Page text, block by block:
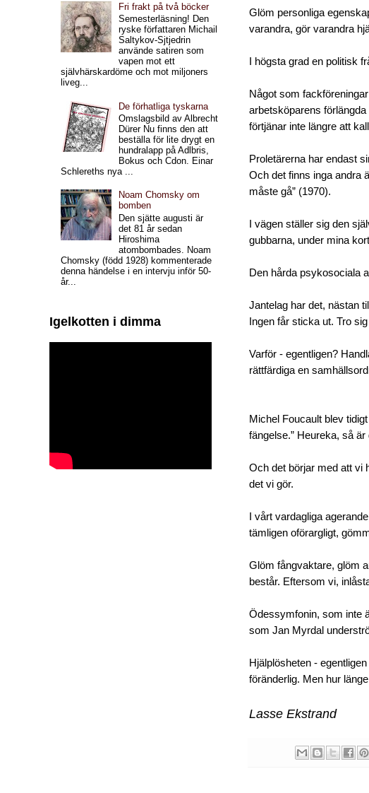
Glöm personliga
varandra, gör varandra
I högsta grad en politisk
Något som
arbetsköparens
förtjänar inte längre att
Proletärerna har endast
Och det finns inga andra
måste gå” (1970).
I vägen ställer sig den
gubbarna, under mina
Den hårda psykosociala
Jantelag har det, nästan
Ingen får sticka ut. Tro
Varför - egentligen?
rättfärdiga en
Michel Foucault blev
fängelse.” Heureka, så
Och det börjar med att vi
det vi gör.
I vårt vardagliga
tämligen oförargligt,
Glöm fångvaktare, glöm
består. Eftersom vi,
Ödessymfonin, som inte
som Jan Myrdal
Hjälplösheten -
föränderlig. Men hur
Lasse Ekstrand
Fri frakt på två böcker
Semesterläsning! Den
ryske författaren Michail
Saltykov-Sjtjedrin
använde satiren som
vapen mot ett
självhärskardöme och mot miljoners
liveg...
De förhatliga tyskarna
Omslagsbild av Albrecht
Dürer Nu finns den att
beställa för lite drygt en
hundralapp på Adlbris,
Bokus och Cdon. Einar
Schlereths nya ...
Noam Chomsky om
bomben
Den sjätte augusti är
det 81 år sedan
Hiroshima
atombombades. Noam
Chomsky (född 1928) kommenterade
denna händelse i en intervju inför 50-
år...
Igelkotten i dimma